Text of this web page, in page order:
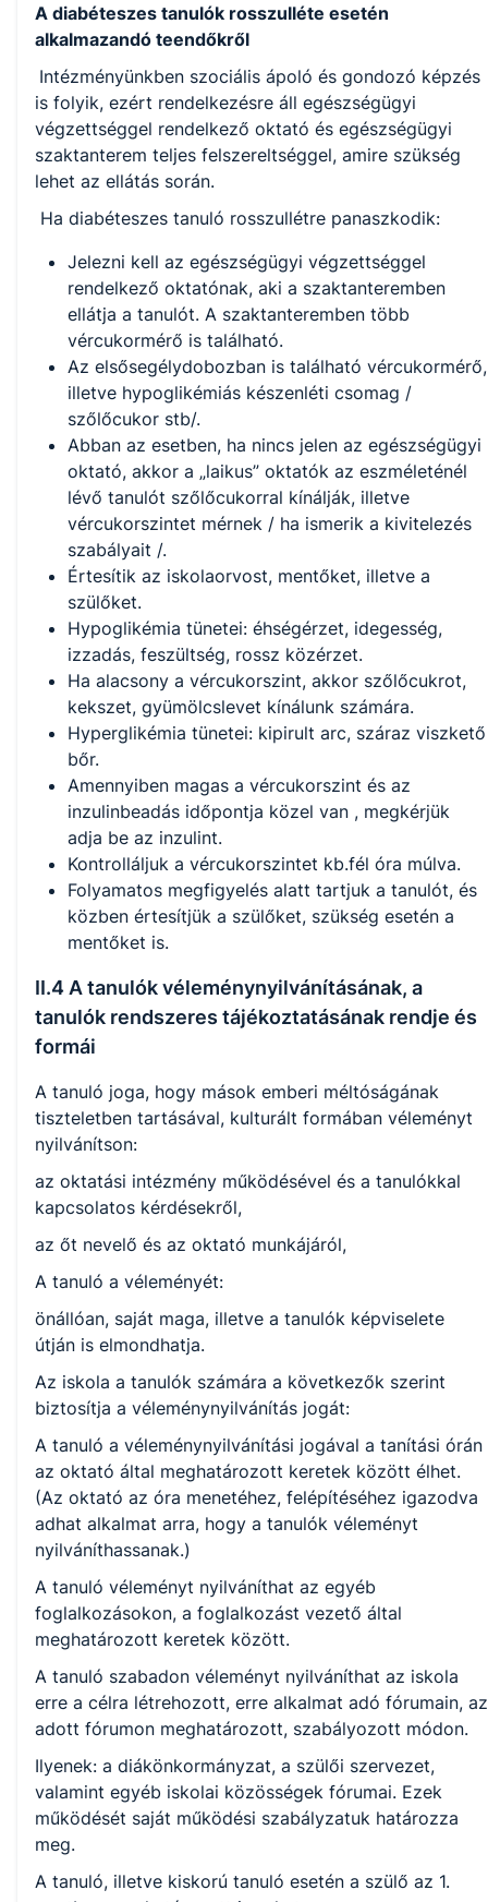
A diabéteszes tanulók rosszulléte esetén
alkalmazandó teendőkről
Intézményünkben szociális ápoló és gondozó képzés
is folyik, ezért rendelkezésre áll egészségügyi
végzettséggel rendelkező oktató és egészségügyi
szaktanterem teljes felszereltséggel, amire szükség
lehet az ellátás során.
Ha diabéteszes tanuló rosszullétre panaszkodik:
Jelezni kell az egészségügyi végzettséggel
rendelkező oktatónak, aki a szaktanteremben
ellátja a tanulót. A szaktanteremben több
vércukormérő is található.
Az elsősegélydobozban is található vércukormérő,
illetve hypoglikémiás készenléti csomag /
szőlőcukor stb/.
Abban az esetben, ha nincs jelen az egészségügyi
oktató, akkor a „laikus” oktatók az eszméleténél
lévő tanulót szőlőcukorral kínálják, illetve
vércukorszintet mérnek / ha ismerik a kivitelezés
szabályait /.
Értesítik az iskolaorvost, mentőket, illetve a
szülőket.
Hypoglikémia tünetei: éhségérzet, idegesség,
izzadás, feszültség, rossz közérzet.
Ha alacsony a vércukorszint, akkor szőlőcukrot,
kekszet, gyümölcslevet kínálunk számára.
Hyperglikémia tünetei: kipirult arc, száraz viszkető
bőr.
Amennyiben magas a vércukorszint és az
inzulinbeadás időpontja közel van , megkérjük
adja be az inzulint.
Kontrolláljuk a vércukorszintet kb.fél óra múlva.
Folyamatos megfigyelés alatt tartjuk a tanulót, és
közben értesítjük a szülőket, szükség esetén a
mentőket is.
II.4 A tanulók véleménynyilvánításának, a
tanulók rendszeres tájékoztatásának rendje és
formái
A tanuló joga, hogy mások emberi méltóságának
tiszteletben tartásával, kulturált formában véleményt
nyilvánítson:
az oktatási intézmény működésével és a tanulókkal
kapcsolatos kérdésekről,
az őt nevelő és az oktató munkájáról,
A tanuló a véleményét:
önállóan, saját maga, illetve a tanulók képviselete
útján is elmondhatja.
Az iskola a tanulók számára a következők szerint
biztosítja a véleménynyilvánítás jogát:
A tanuló a véleménynyilvánítási jogával a tanítási órán
az oktató által meghatározott keretek között élhet.
(Az oktató az óra menetéhez, felépítéséhez igazodva
adhat alkalmat arra, hogy a tanulók véleményt
nyilváníthassanak.)
A tanuló véleményt nyilváníthat az egyéb
foglalkozásokon, a foglalkozást vezető által
meghatározott keretek között.
A tanuló szabadon véleményt nyilváníthat az iskola
erre a célra létrehozott, erre alkalmat adó fórumain, az
adott fórumon meghatározott, szabályozott módon.
Ilyenek: a diákönkormányzat, a szülői szervezet,
valamint egyéb iskolai közösségek fórumai. Ezek
működését saját működési szabályzatuk határozza
meg.
A tanuló, illetve kiskorú tanuló esetén a szülő az 1.